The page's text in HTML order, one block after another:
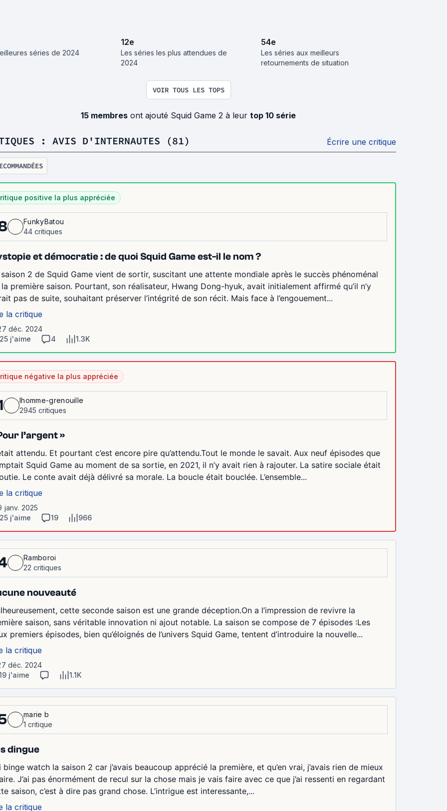
séries de 2024
12e
Les séries les plus attendues de
2024
54e
Les séries aux meilleurs
retournements de situation
VOIR TOUS LES TOPS
15 membres ont ajouté Squid Game 2 à leur top 10 série
: AVIS D'INTERNAUTES (81) Écrire une critique
positive la plus appréciée
FunkyBatou
44 critiques
et démocratie : de quoi Squid Game est-il le nom ?
saison 2 de Squid Game vient de sortir, suscitant une attente mondiale après le succès phénoménal
première saison. Pourtant, son réalisateur, Hwang Dong-hyuk, avait initialement affirmé qu’il n’y
pas de suite, souhaitant préserver l’intégrité de son récit. Mais face à l’engouement...
la critique
déc. 2024
25 j'aime
4 1.3K
négative la plus appréciée
lhomme-grenouille
2945 critiques
l’argent »
attendu. Et pourtant c’est encore pire qu’attendu.Tout le monde le savait. Aux neuf épisodes que
Squid Game au moment de sa sortie, en 2021, il n’y avait rien à rajouter. La satire sociale était
Le conte avait déjà délivré sa morale. La boucle était bouclée. L’ensemble...
la critique
janv. 2025
25 j'aime
19 966
Ramboroi
22 critiques
nouveauté
cette seconde saison est une grande déception.On a l’impression de revivre la
saison, sans véritable innovation ni ajout notable. La saison se compose de 7 épisodes :Les
premiers épisodes, bien qu’éloignés de l’univers Squid Game, tentent d’introduire la nouvelle...
la critique
déc. 2024
j'aime
1.1K
marie b
1 critique
dingue
binge watch la saison 2 car j’avais beaucoup apprécié la première, et qu’en vrai, j’avais rien de mieux
J’ai pas énormément de recul sur la chose mais je vais faire avec ce que j’ai ressenti en regardant
saison, c’est à dire pas grand chose. L’intrigue est interessante,...
la critique